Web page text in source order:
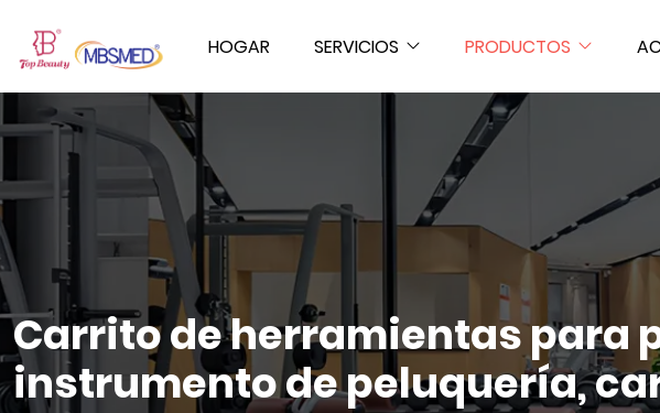
HOGAR SERVICIOS PRODUCTOS
Carrito de herramientas para
instrumento de peluquería,